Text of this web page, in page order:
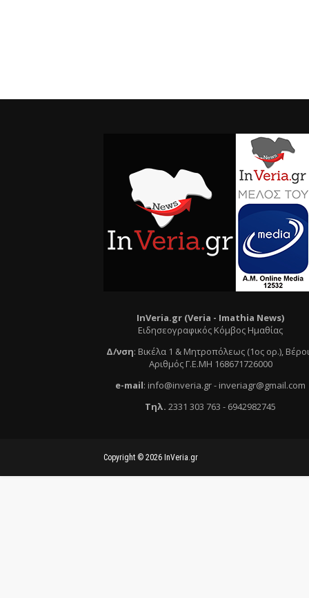
InVeria.gr (Veria - Ιmathia News)
Ειδησεογραφικός Κόμβος Ημαθίας
Δ/νση: Βικέλα 1 & Μητροπόλεως (1ος ορ.),
Αριθμός Γ.Ε.ΜΗ 168671726000
e-mail: info@inveria.gr- inveriagr@gmail.com
Τηλ. 2331 303 763 - 6942982745
Copyright © 2026 InVeria.gr